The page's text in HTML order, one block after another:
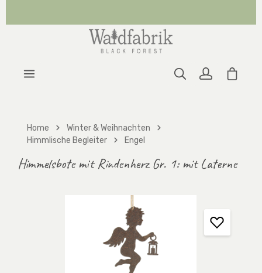
Home
Winter & Weihnachten
Himmlische Begleiter
Engel
Himmelsbote mit Rindenherz Gr. 1: mit Laterne